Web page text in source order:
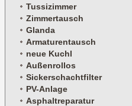
Tussizimmer
Zimmertausch
Glanda
Armaturentausch
neue Kuchl
Außenrollos
Sickerschachtfilter
PV-Anlage
Asphaltreparatur